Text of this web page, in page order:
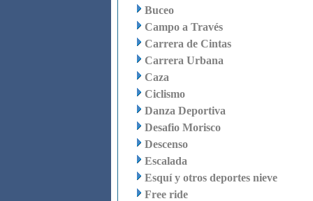
Buceo
Campo a Través
Carrera de Cintas
Carrera Urbana
Caza
Ciclismo
Danza Deportiva
Desafio Morisco
Descenso
Escalada
Esquí y otros deportes nieve
Free ride